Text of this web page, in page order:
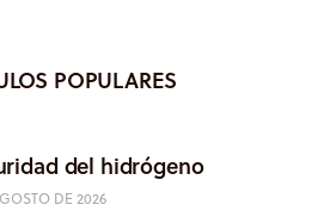
POPULARES
del hidrógeno
DE 2026